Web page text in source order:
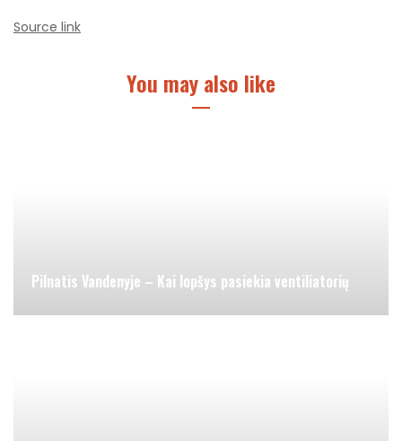
Source link
You may also like
Pilnatis Vandenyje – Kai lopšys pasiekia ventiliatorių